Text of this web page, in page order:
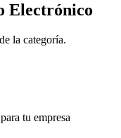
Electrónico
la categoría.
tu empresa